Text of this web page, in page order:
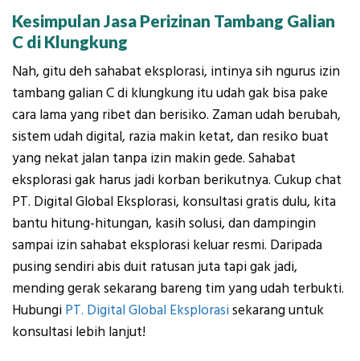
Kesimpulan Jasa Perizinan Tambang Galian
C di Klungkung
Nah, gitu deh sahabat eksplorasi, intinya sih ngurus izin
tambang galian C di klungkung itu udah gak bisa pake
cara lama yang ribet dan berisiko. Zaman udah berubah,
sistem udah digital, razia makin ketat, dan resiko buat
yang nekat jalan tanpa izin makin gede. Sahabat
eksplorasi gak harus jadi korban berikutnya. Cukup chat
PT. Digital Global Eksplorasi, konsultasi gratis dulu, kita
bantu hitung-hitungan, kasih solusi, dan dampingin
sampai izin sahabat eksplorasi keluar resmi. Daripada
pusing sendiri abis duit ratusan juta tapi gak jadi,
mending gerak sekarang bareng tim yang udah terbukti.
Hubungi PT. Digital Global Eksplorasisekarang untuk
konsultasi lebih lanjut!